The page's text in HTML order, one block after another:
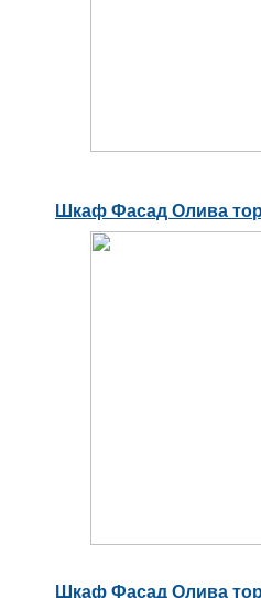
Шкаф Фасад Олива
Шкаф Фасад Олива